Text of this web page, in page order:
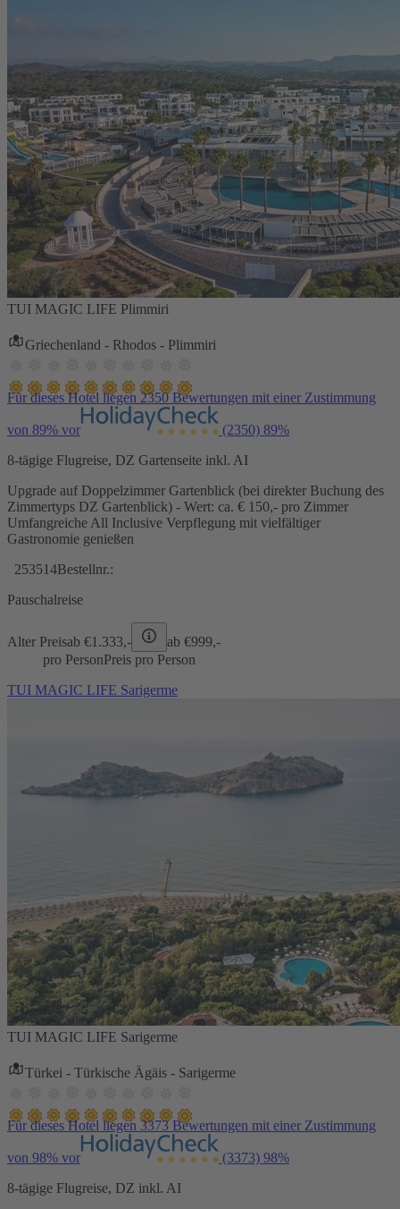
TUI MAGIC LIFE Plimmiri
Griechenland - Rhodos - Plimmiri
Für dieses Hotel liegen 2350 Bewertungen mit einer Zustimmung
von 89% vor (2350) 89%
8-tägige Flugreise, DZ Gartenseite inkl. AI
Upgrade auf Doppelzimmer Gartenblick (bei direkter Buchung des
Zimmertyps DZ Gartenblick) - Wert: ca. € 150,- pro Zimmer
Umfangreiche All Inclusive Verpflegung mit vielfältiger
Gastronomie genießen
253514Bestellnr.:
Pauschalreise
Alter Preisab €1.333,- ab €999,-
pro PersonPreis pro Person
TUI MAGIC LIFE Sarigerme
TUI MAGIC LIFE Sarigerme
Türkei - Türkische Ägäis - Sarigerme
Für dieses Hotel liegen 3373 Bewertungen mit einer Zustimmung
von 98% vor (3373) 98%
8-tägige Flugreise, DZ inkl. AI